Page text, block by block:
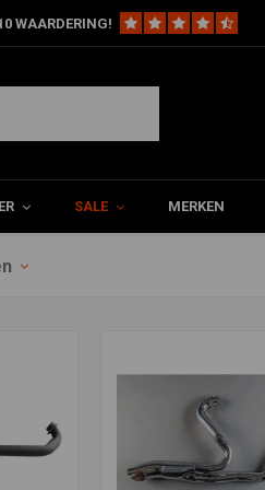
WAARDERING!
SALE MERKEN